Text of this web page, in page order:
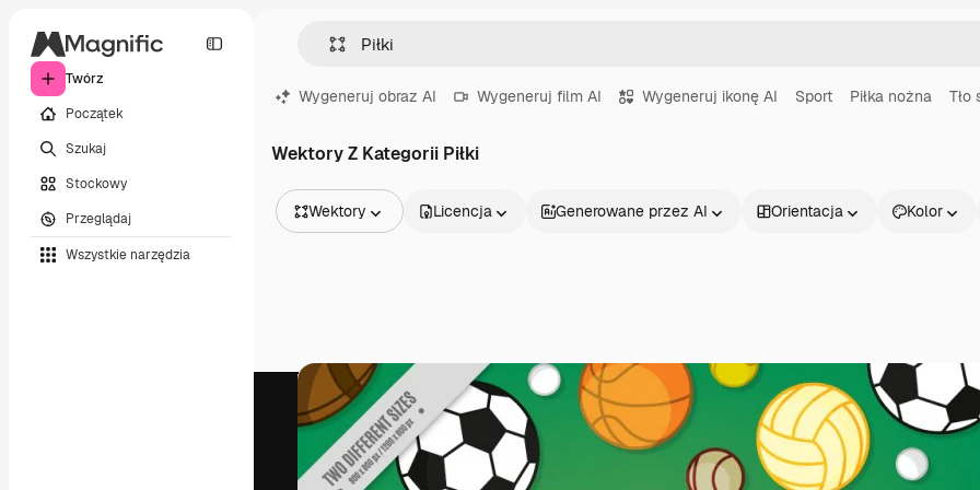
Twórz
Początek
Szukaj
Stockowy
Przeglądaj
Wszystkie narzędzia
Wygeneruj obraz AI Wygeneruj film AI Wygeneruj ikonę AI Sport Piłka nożna Tło
Wektory Z Kategorii Piłki
Wektory
Filmy
Klipy wideo
Ruchome grafiki
Szablony wideo
Modele 3D
Czcionki
Licencja Generowane przez AI Orientacja Kolor
Produkty Zacznij